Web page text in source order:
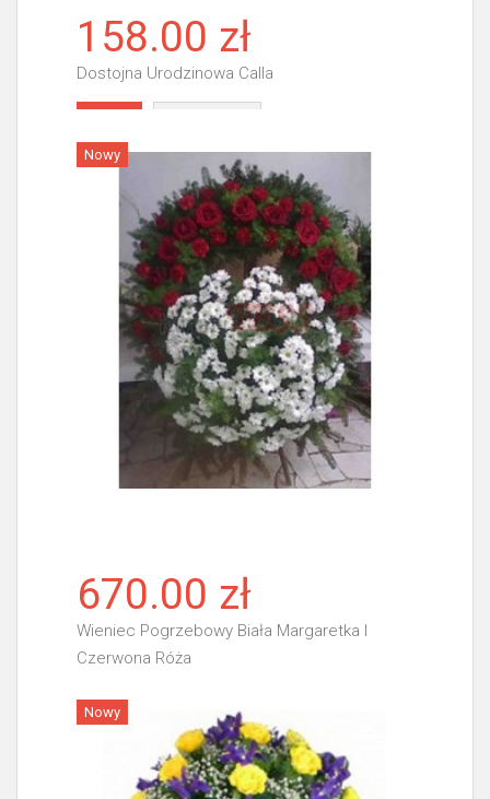
158.00 zł
Dostojna Urodzinowa Calla
Nowy
670.00 zł
Wieniec Pogrzebowy Biała Margaretka I
Czerwona Róża
Więcej
Nowy